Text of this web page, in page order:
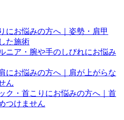
にお悩みの方へ｜姿勢・肩甲
た施術
ニア・腕や手のしびれにお悩み
にお悩みの方へ｜肩が上がらな
ん
ク・首こりにお悩みの方へ｜首
つけません